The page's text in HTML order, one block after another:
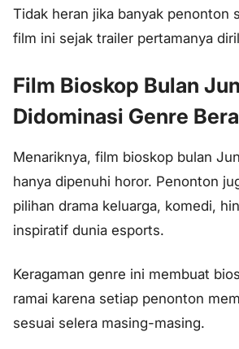
Tidak heran jika banyak penonton
film ini sejak trailer pertamanya
Film Bioskop Bulan
Didominasi Genre
Menariknya, film bioskop bulan
hanya dipenuhi horor. Penonton
pilihan drama keluarga, komedi,
inspiratif dunia esports.
Keragaman genre ini membuat
ramai karena setiap penonton
sesuai selera masing-masing.